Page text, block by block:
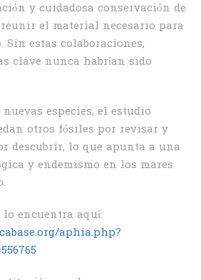
y cuidadosa conservación de
el material necesario para
Sin estas colaboraciones,
clave nunca habrían sido
especies, el estudio
otros fósiles por revisar y
descubrir, lo que apunta a una
y endemismo en los mares
encuentra aquí:
aphia.php?